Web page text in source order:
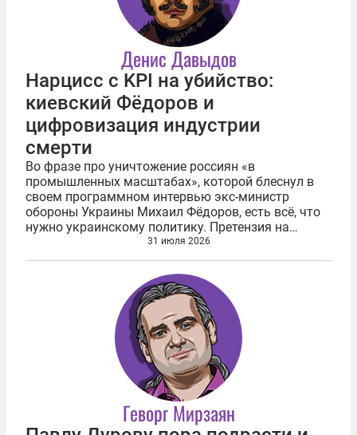
Денис Давыдов
Нарцисс с KPI на убийство:
киевский Фёдоров и
цифровизация индустрии
смерти
Во фразе про уничтожение россиян «в
промышленных масштабах», которой блеснул в
своем программном интервью экс-министр
обороны Украины Михаил Фёдоров, есть всё, что
нужно украинскому политику. Претензия на
лидерство, заявка на результат, эффектность
подачи. И, конечно же, необходимая доза...
31 июля 2026
Геворг Мирзаян